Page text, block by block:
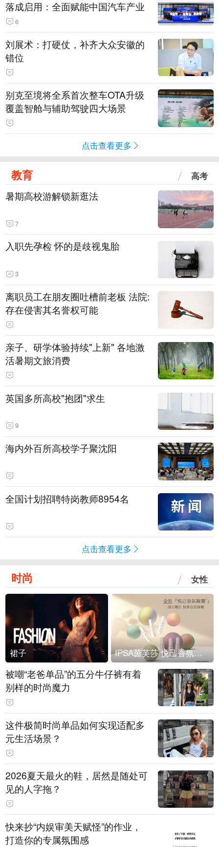
落成启用：全面赋能中国汽车产业
6
刘展术：打硬仗，补齐大众安徽的
错位
别克至境将全系首次整车OTA升级
覆盖智舱与辅助驾驶四大场景
点击查看更多
教育 高考
暑期高校游解锁新逛法
7
入职先孕检 怀的是歧视鬼胎
3
离职员工在朋友圈吐槽前老板 法院:
存在侵害其名誉权可能
亲子、研学体验持续"上新" 各地激
活暑期文旅消费
英国多所高校"抱团"求生
9
海内外百所高校学子聚沈阳
全国计划招聘特岗教师8954名
点击查看更多
时尚 女性
裙子 IPSA茵芙莎 悦己香氛凝露上市
被嘲“老爸单品”的五分牛仔裤有着
别样的时尚魔力
这件极简时尚单品如何实现适配多
元生活场景？
2026夏天最火的鞋，居然是随处可
见的人字拖？
快来抄“内娱审美天赋怪”的作业，
打造你的专属氛围感